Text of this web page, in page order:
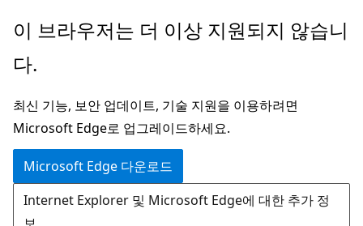
주
콘
츠
로
건
너
뛰
페
지
탐
색
으
로
건
이 브라우저는 더 이상 지원되지 않습니
다.
최신 기능, 보안 업데이트, 기술 지원을 이용하려면
Microsoft Edge로 업그레이드하세요.
Microsoft Edge 다운로드
Internet Explorer 및 Microsoft Edge에 대한 추가 정